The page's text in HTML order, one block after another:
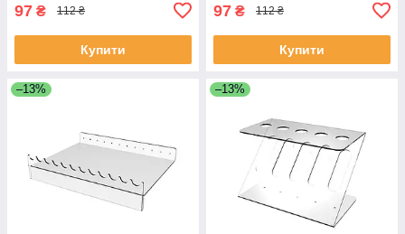
97 ₴ 112 ₴
Купити
97 ₴ 112 ₴
Купити
–13% –13%